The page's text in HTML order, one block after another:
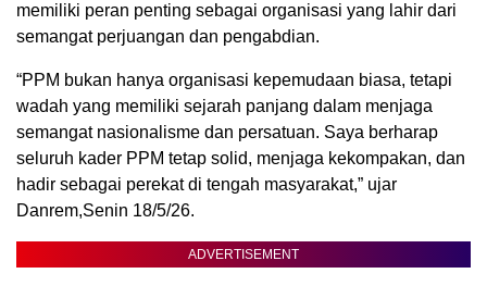
memiliki peran penting sebagai organisasi yang lahir dari
semangat perjuangan dan pengabdian.
“PPM bukan hanya organisasi kepemudaan biasa, tetapi
wadah yang memiliki sejarah panjang dalam menjaga
semangat nasionalisme dan persatuan. Saya berharap
seluruh kader PPM tetap solid, menjaga kekompakan, dan
hadir sebagai perekat di tengah masyarakat,” ujar
Danrem,Senin 18/5/26.
ADVERTISEMENT